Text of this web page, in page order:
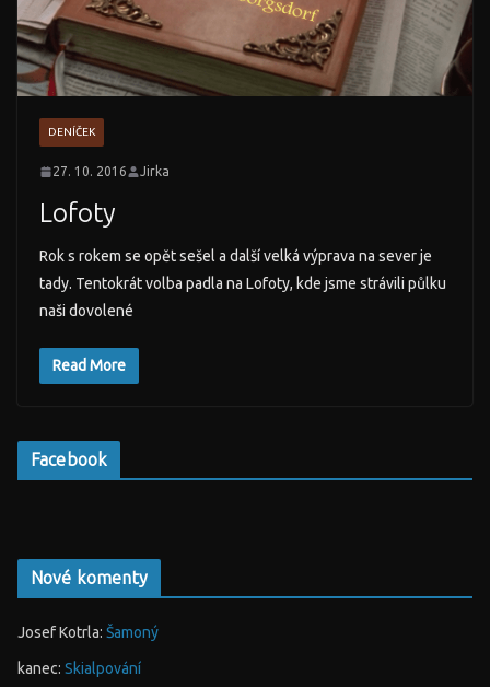
DENÍČEK
27. 10. 2016 Jirka
Lofoty
Rok s rokem se opět sešel a další velká výprava na sever je
tady. Tentokrát volba padla na Lofoty, kde jsme strávili půlku
naši dovolené
Read More
Facebook
Nové komenty
Josef Kotrla: Šamoný
kanec: Skialpování